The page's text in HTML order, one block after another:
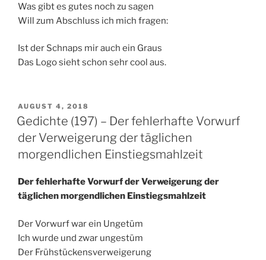
Was gibt es gutes noch zu sagen
Will zum Abschluss ich mich fragen:
Ist der Schnaps mir auch ein Graus
Das Logo sieht schon sehr cool aus.
VERÖFFENTLICHT
AM
AUGUST 4, 2018
Gedichte (197) – Der fehlerhafte Vorwurf
der Verweigerung der täglichen
morgendlichen Einstiegsmahlzeit
Der fehlerhafte Vorwurf der Verweigerung der
täglichen morgendlichen Einstiegsmahlzeit
Der Vorwurf war ein Ungetüm
Ich wurde und zwar ungestüm
Der Frühstückensverweigerung